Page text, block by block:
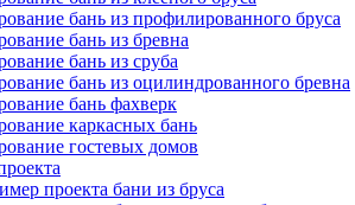
бань из профилированного бруса
бань из бревна
бань из сруба
бань из оцилиндрованного бревна
бань фахверк
каркасных бань
гостевых домов
проекта бани из бруса